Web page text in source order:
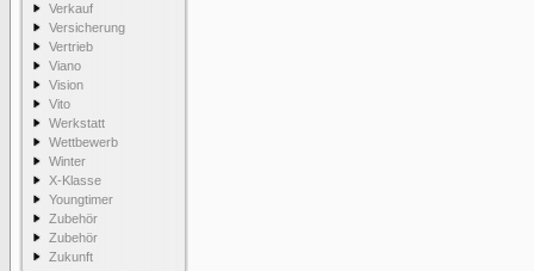
Verkauf
Versicherung
Vertrieb
Viano
Vision
Vito
Werkstatt
Wettbewerb
Winter
X-Klasse
Youngtimer
Zubehör
Zubehör
Zukunft